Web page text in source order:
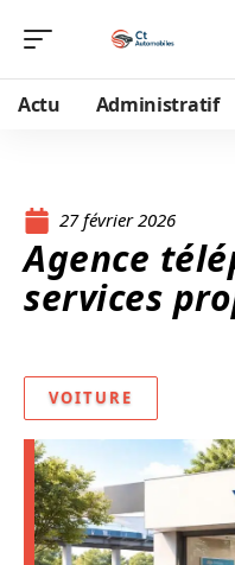
Actu Administratif
27 février 2026
Agence
services
VOITURE